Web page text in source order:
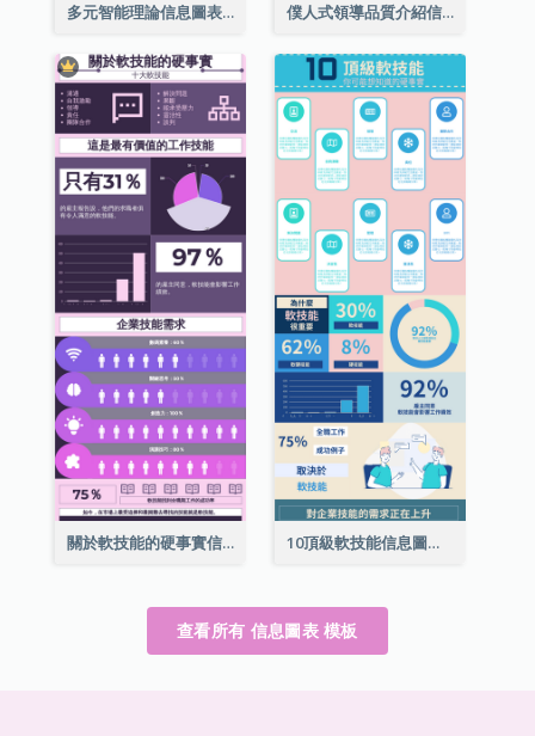
多元智能理論信息圖表 僕人式領導品質介紹信息圖表
關於軟技能的硬事實信息圖表 10頂級軟技能信息圖表
查看所有 信息圖表 模板